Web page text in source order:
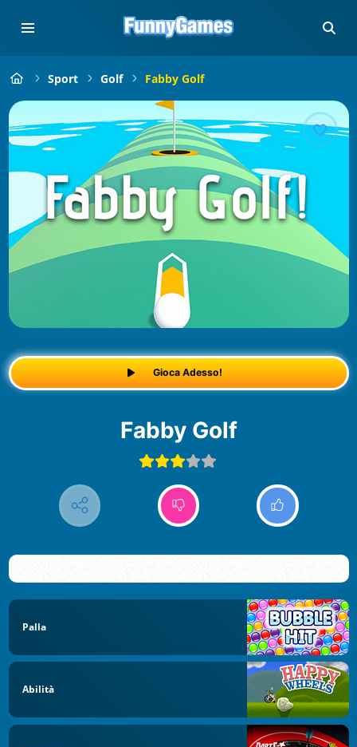
Sport Golf Fabby Golf
Gioca Adesso!
Fabby Golf
Palla
Abilità